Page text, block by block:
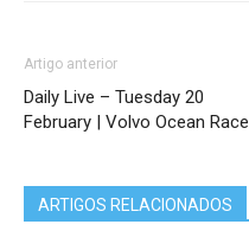
Artigo anterior
Daily Live – Tuesday 20
February | Volvo Ocean Race
ARTIGOS RELACIONADOS